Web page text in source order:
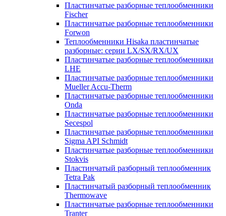
Пластинчатые разборные теплообменники
Fischer
Пластинчатые разборные теплообменники
Forwon
Теплообменники Hisaka пластинчатые
разборные: серии LX/SX/RX/UX
Пластинчатые разборные теплообменники
LHE
Пластинчатые разборные теплообменники
Mueller Accu-Therm
Пластинчатые разборные теплообменники
Onda
Пластинчатые разборные теплообменники
Secespol
Пластинчатые разборные теплообменники
Sigma API Schmidt
Пластинчатые разборные теплообменники
Stokvis
Пластинчатый разборный теплообменник
Tetra Pak
Пластинчатый разборный теплообменник
Thermowave
Пластинчатые разборные теплообменники
Tranter